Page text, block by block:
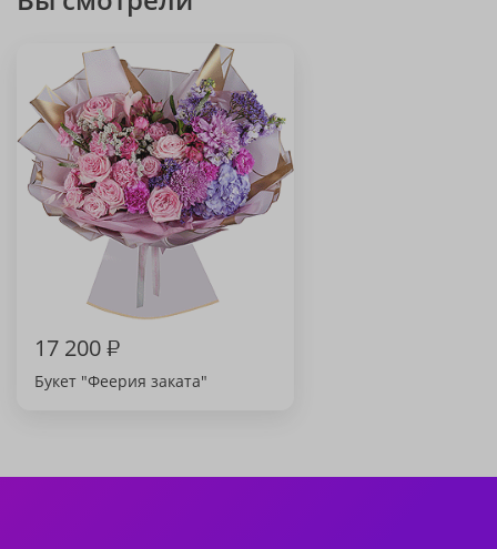
17 200₽
Букет "Феерия заката"